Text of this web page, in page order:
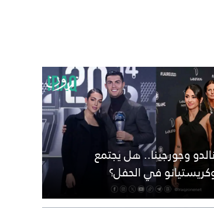
وجورجينا.. هل يجتمع
في الحفل؟